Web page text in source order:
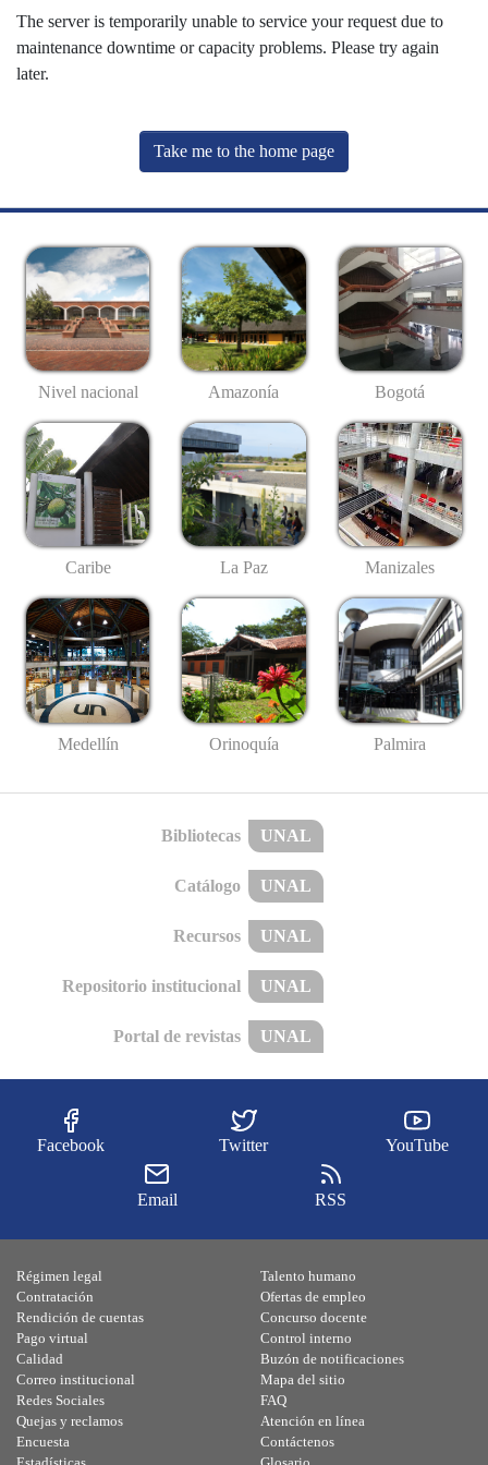
The server is temporarily unable to service your request due to
maintenance downtime or capacity problems. Please try again
later.
Take me to the home page
Nivel nacional Amazonía Bogotá
Caribe La Paz Manizales
Medellín Orinoquía Palmira
Bibliotecas UNAL
Catálogo UNAL
Recursos UNAL
Repositorio institucional UNAL
Portal de revistas UNAL
Facebook Twitter YouTube
Email RSS
Régimen legal
Contratación
Rendición de cuentas
Pago virtual
Calidad
Talento humano
Ofertas de empleo
Concurso docente
Control interno
Buzón de notificaciones
Correo institucional
Redes Sociales
Quejas y reclamos
Encuesta
Mapa del sitio
FAQ
Atención en línea
Contáctenos